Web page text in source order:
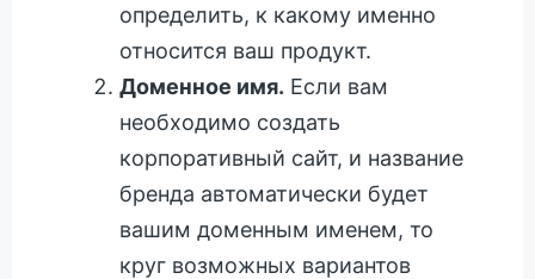
определить, к какому именно
относится ваш продукт.
Доменное имя. Если вам
необходимо создать
корпоративный сайт, и название
бренда автоматически будет
вашим доменным именем, то
круг возможных вариантов